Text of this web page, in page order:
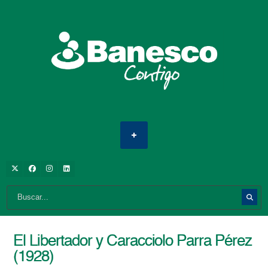
El Libertador y Caracciolo Parra Pérez
(1928)